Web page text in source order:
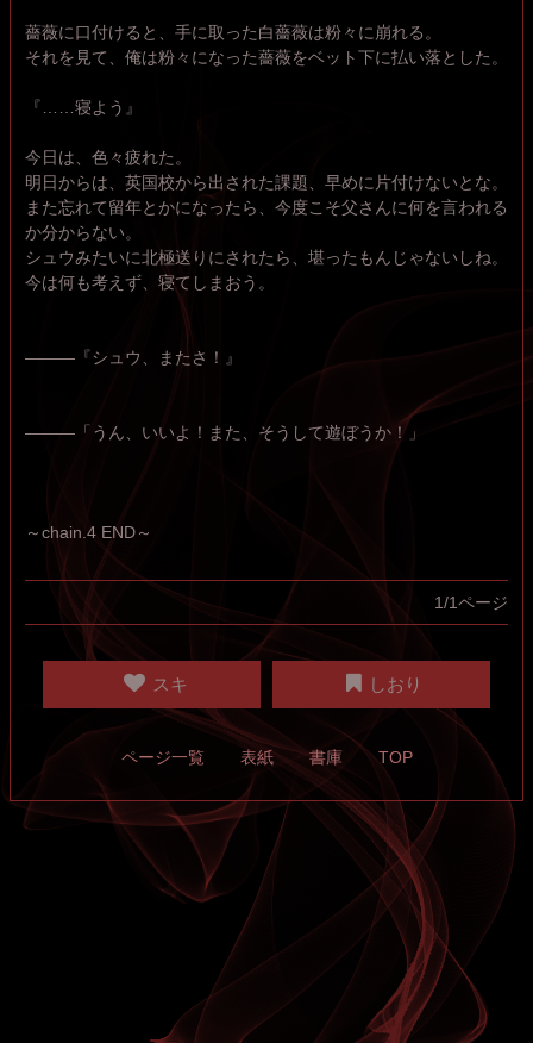
薔薇に口付けると、手に取った白薔薇は粉々に崩れる。
それを見て、俺は粉々になった薔薇をベット下に払い落とした。
『……寝よう』
今日は、色々疲れた。
明日からは、英国校から出された課題、早めに片付けないとな。
また忘れて留年とかになったら、今度こそ父さんに何を言われる
か分からない。
シュウみたいに北極送りにされたら、堪ったもんじゃないしね。
今は何も考えず、寝てしまおう。
―――『シュウ、またさ！』
―――「うん、いいよ！また、そうして遊ぼうか！」
～chain.4 END～
1/1ページ
スキ しおり
ページ一覧 表紙 書庫 TOP